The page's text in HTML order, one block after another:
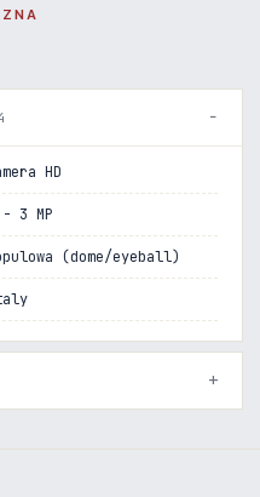
HD
3 MP
(dome/eyeball)